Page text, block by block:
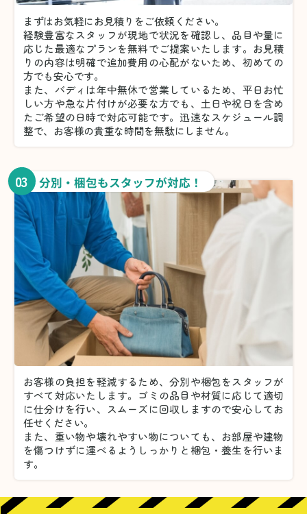
まずはお気軽にお見積りをご依頼ください。
経験豊富なスタッフが現地で状況を確認し、品目や量に
応じた最適なプランを無料でご提案いたします。お見積
りの内容は明確で追加費用の心配がないため、初めての
方でも安心です。
また、バディは年中無休で営業しているため、平日お忙
しい方や急な片付けが必要な方でも、土日や祝日を含め
たご希望の日時で対応可能です。迅速なスケジュール調
整で、お客様の貴重な時間を無駄にしません。
03 分別・梱包もスタッフが対応！
お客様の負担を軽減するため、分別や梱包をスタッフが
すべて対応いたします。 ゴミの品目や材質に応じて適切
に仕分けを行い、スムーズに回収しますので安心してお
任せください。
また、重い物や壊れやすい物についても、お部屋や建物
を傷つけずに運べるようしっかりと梱包・養生を行いま
す。